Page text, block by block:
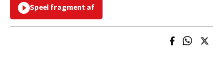
Speel fragment af